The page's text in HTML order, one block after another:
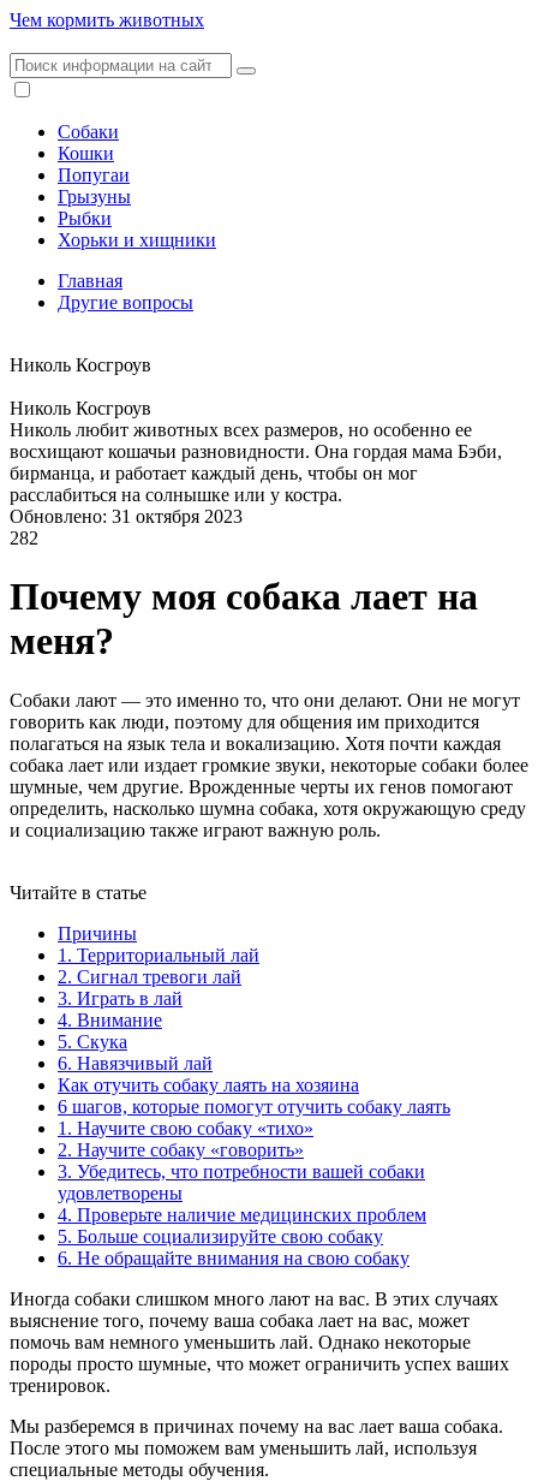
Чем кормить животных
Собаки
Кошки
Попугаи
Грызуны
Рыбки
Хорьки и хищники
Главная
Другие вопросы
Николь Косгроув
Николь Косгроув
Николь любит животных всех размеров, но особенно ее
восхищают кошачьи разновидности. Она гордая мама Бэби,
бирманца, и работает каждый день, чтобы он мог
расслабиться на солнышке или у костра.
Обновлено: 31 октября 2023
282
Почему моя собака лает на
меня?
Собаки лают — это именно то, что они делают. Они не могут
говорить как люди, поэтому для общения им приходится
полагаться на язык тела и вокализацию. Хотя почти каждая
собака лает или издает громкие звуки, некоторые собаки более
шумные, чем другие. Врожденные черты их генов помогают
определить, насколько шумна собака, хотя окружающую среду
и социализацию также играют важную роль.
Читайте в статье
Причины
1. Территориальный лай
2. Сигнал тревоги лай
3. Играть в лай
4. Внимание
5. Скука
6. Навязчивый лай
Как отучить собаку лаять на хозяина
6 шагов, которые помогут отучить собаку лаять
1. Научите свою собаку «тихо»
2. Научите собаку «говорить»
3. Убедитесь, что потребности вашей собаки
удовлетворены
4. Проверьте наличие медицинских проблем
5. Больше социализируйте свою собаку
6. Не обращайте внимания на свою собаку
Иногда собаки слишком много лают на вас. В этих случаях
выяснение того, почему ваша собака лает на вас, может
помочь вам немного уменьшить лай. Однако некоторые
породы просто шумные, что может ограничить успех ваших
тренировок.
Мы разберемся в причинах почему на вас лает ваша собака.
После этого мы поможем вам уменьшить лай, используя
специальные методы обучения.